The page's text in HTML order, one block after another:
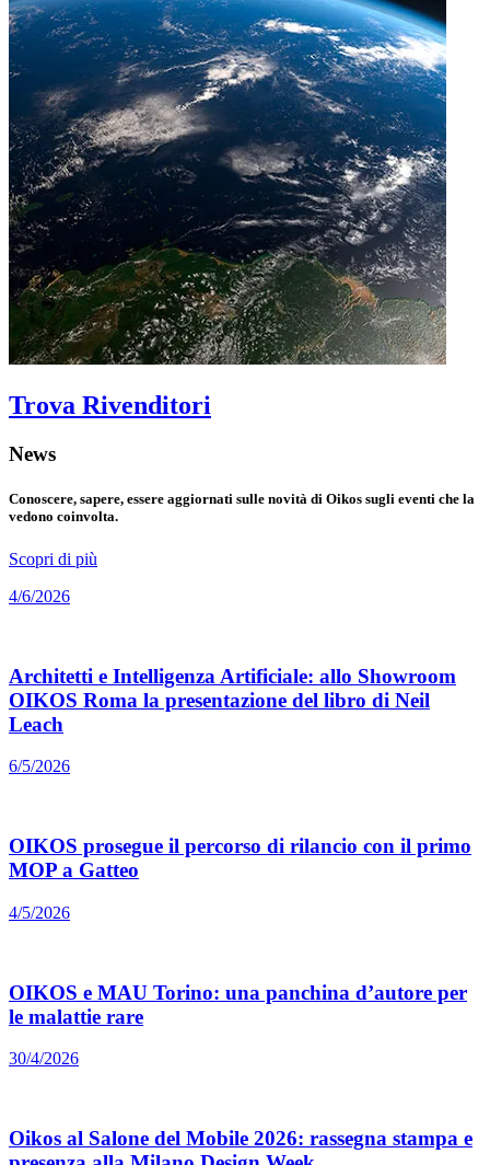
Trova Rivenditori
News
Conoscere, sapere, essere aggiornati sulle novità di Oikos sugli eventi che la
vedono coinvolta.
Scopri di più
4/6/2026
Architetti e Intelligenza Artificiale: allo Showroom
OIKOS Roma la presentazione del libro di Neil
Leach
6/5/2026
OIKOS prosegue il percorso di rilancio con il primo
MOP a Gatteo
4/5/2026
OIKOS e MAU Torino: una panchina d’autore per
le malattie rare
30/4/2026
Oikos al Salone del Mobile 2026: rassegna stampa e